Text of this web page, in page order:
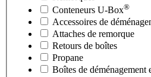
Conteneurs U-Box®
Accessoires de
Attaches de remorque
Retours de boîtes
Propane
Boîtes de déménagement